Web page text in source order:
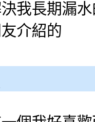
我長期漏
介紹的